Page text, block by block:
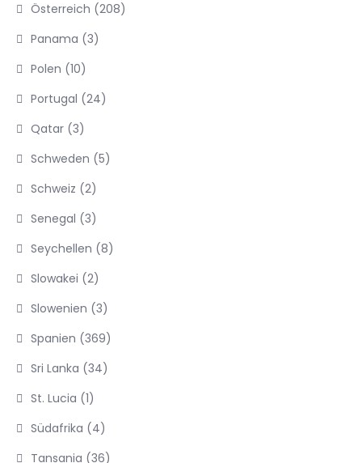
Österreich (208)
Panama (3)
Polen (10)
Portugal (24)
Qatar (3)
Schweden (5)
Schweiz (2)
Senegal (3)
Seychellen (8)
Slowakei (2)
Slowenien (3)
Spanien (369)
Sri Lanka (34)
St. Lucia (1)
Südafrika (4)
Tansania (36)